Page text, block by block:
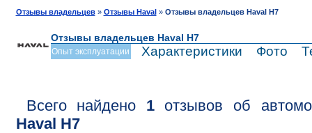
Отзывы владельцев» Отзывы Haval» Отзывы владельцев Haval H7
Отзывы владельцев Haval H7
Опыт эксплуатации Характеристики Фото
Всего найдено 1отзывов об
Haval H7